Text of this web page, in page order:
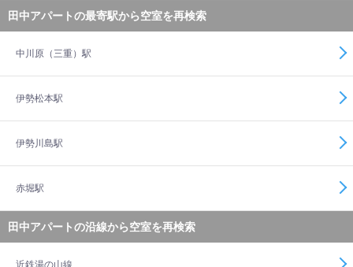
田中アパートの最寄駅から空室を再検索
中川原（三重）駅
伊勢松本駅
伊勢川島駅
赤堀駅
田中アパートの沿線から空室を再検索
近鉄湯の山線